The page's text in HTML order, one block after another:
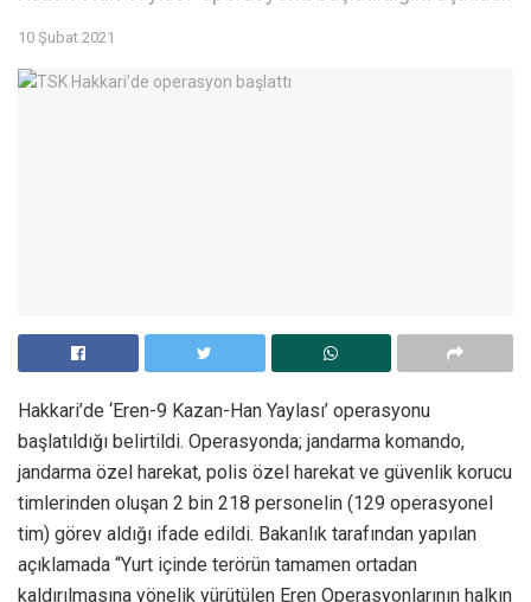
10 Şubat 2021
Hakkari’de ‘Eren-9 Kazan-Han Yaylası’ operasyonu
başlatıldığı belirtildi. Operasyonda; jandarma komando,
jandarma özel harekat, polis özel harekat ve güvenlik korucu
timlerinden oluşan 2 bin 218 personelin (129 operasyonel
tim) görev aldığı ifade edildi. Bakanlık tarafından yapılan
açıklamada “Yurt içinde terörün tamamen ortadan
kaldırılmasına yönelik yürütülen Eren Operasyonlarının halkın